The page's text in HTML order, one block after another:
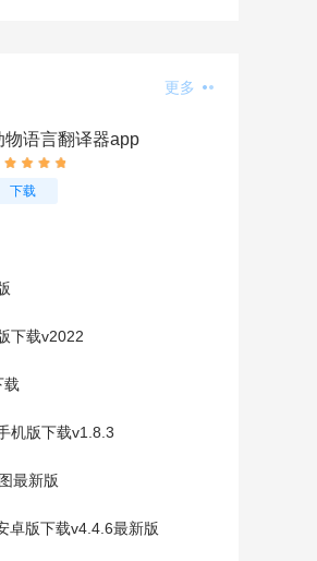
更多
物语言翻译器app
下载
下载v2022
载
机版下载v1.8.3
最新版
卓版下载v4.4.6最新版